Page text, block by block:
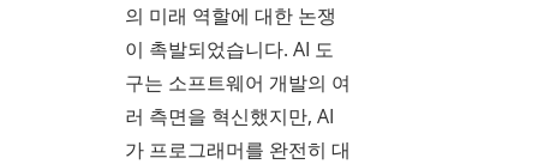
의 미래 역할에 대한 논쟁
이 촉발되었습니다. AI 도
구는 소프트웨어 개발의 여
러 측면을 혁신했지만, AI
가 프로그래머를 완전히 대